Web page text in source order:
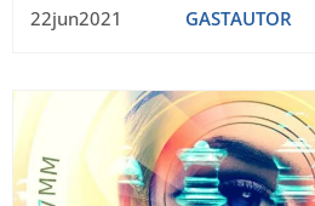
22jun2021 GASTAUTOR